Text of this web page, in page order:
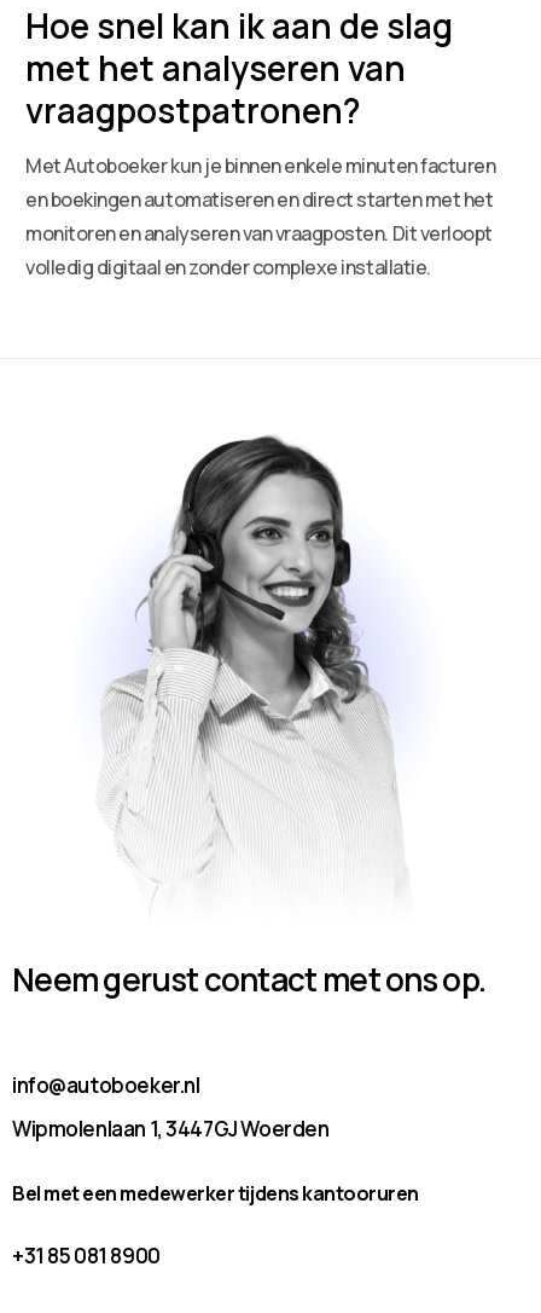
Hoe snel kan ik aan de slag
met het analyseren van
vraagpostpatronen?
Met Autoboeker kun je binnen enkele minuten facturen
en boekingen automatiseren en direct starten met het
monitoren en analyseren van vraagposten. Dit verloopt
volledig digitaal en zonder complexe installatie.
Neem gerust contact met ons op.
info@autoboeker.nl
Wipmolenlaan 1, 3447GJ Woerden
Bel met een medewerker tijdens kantooruren
+31 85 081 8900